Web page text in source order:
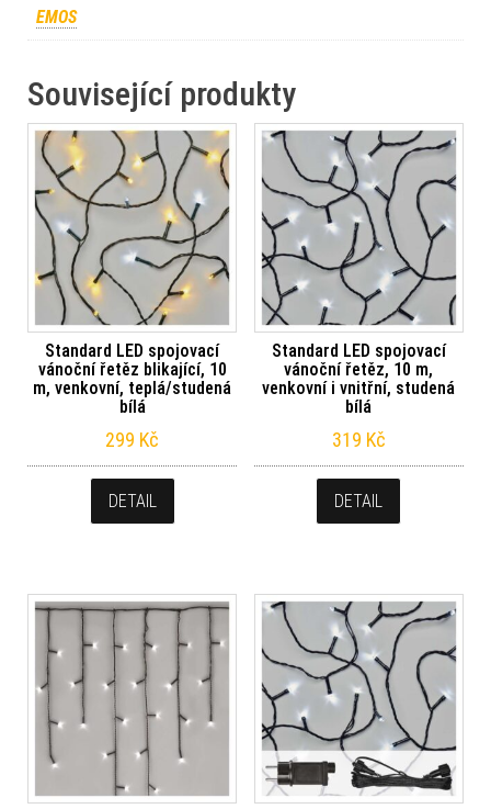
EMOS
Související produkty
Standard LED spojovací
vánoční řetěz blikající, 10
m, venkovní, teplá/studená
bílá
299 Kč
DETAIL
Standard LED spojovací
vánoční řetěz, 10 m,
venkovní i vnitřní, studená
bílá
319 Kč
DETAIL